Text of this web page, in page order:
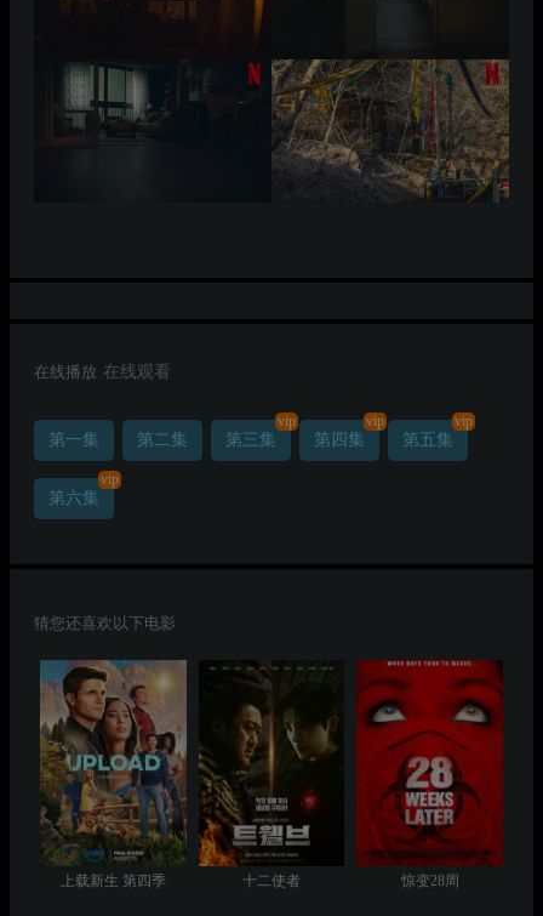
在线播放 在线观看
第一集 第二集 第三集
vip
第四集
vip
第五集
vip
第六集
vip
猜您还喜欢以下电影
上载新生 第四季 十二使者 惊变28周